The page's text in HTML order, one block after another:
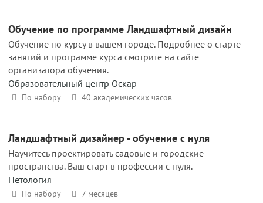
Обучение по программе Ландшафтный дизайн
Обучение по курсу в вашем городе. Подробнее о старте
занятий и программе курса смотрите на сайте
организатора обучения.
Образовательный центр Оскар
По набору 40 академических часов
Ландшафтный дизайнер - обучение с нуля
Научитесь проектировать садовые и городские
пространства. Ваш старт в профессии с нуля.
Нетология
По набору 7 месяцев